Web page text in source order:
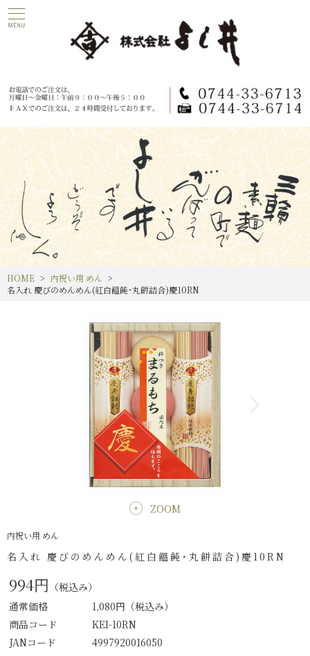
HOME
内祝い用 めん
名入れ 慶びのめんめん(紅白饂飩･丸餅詰合)慶10RN
ZOOM
内祝い用 めん
名入れ 慶びのめんめん(紅白饂飩･丸餅詰合)慶10RN
994円 （税込み）
通常価格
1,080円 （税込み）
商品コード
KEI-10RN
JANコード
4997920016050